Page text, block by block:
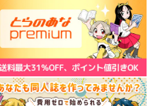
有栖川帝統×夢野幻太郎
サンプル
作品詳細